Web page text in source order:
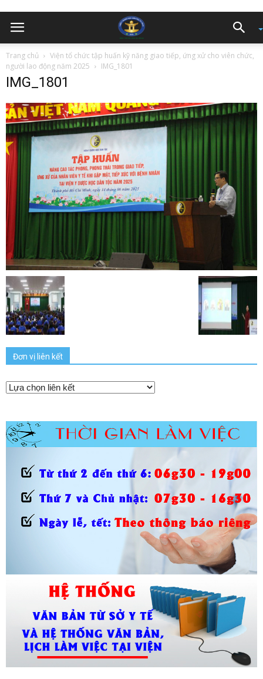
Trang chủ
Viện tổ chức tập huấn kỹ năng giao tiếp, ứng xử cho viên chức,
người lao động năm 2025
IMG_1801
IMG_1801
Đơn vị liên kết